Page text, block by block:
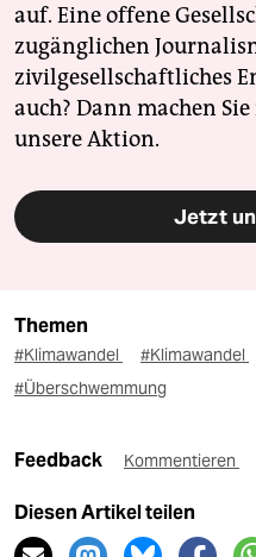
auf. Eine offene
zugänglichen
zivilgesellschaftliches
auch? Dann machen
unsere Aktion.
Jetzt
Themen
#Klimawandel #Klimawandel
#Überschwemmung
Feedback Kommentieren
Diesen Artikel teilen